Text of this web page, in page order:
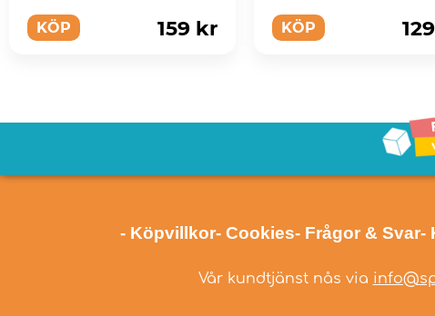
KÖP 159 kr KÖP
- Köpvillkor- Cookies- Frågor & Svar-
Vår kundtjänst nås via